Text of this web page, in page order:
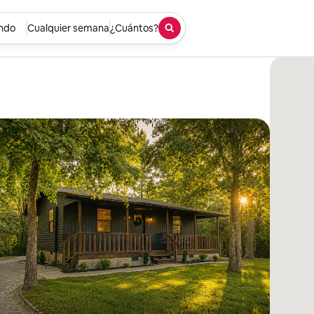
Llegada / Salida
Cualquier semana
Viajeros
¿Cuántos?